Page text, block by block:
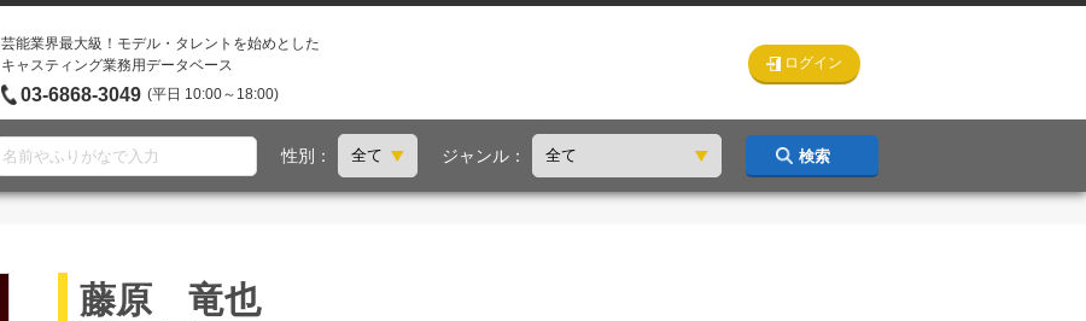
芸能業界最大級！モデル・タレントを始めとした
キャスティング業務用データベース
03-6868-3049 (平日 10:00～18:00)
ログイン
性別： ジャンル： 検索
藤原 竜也